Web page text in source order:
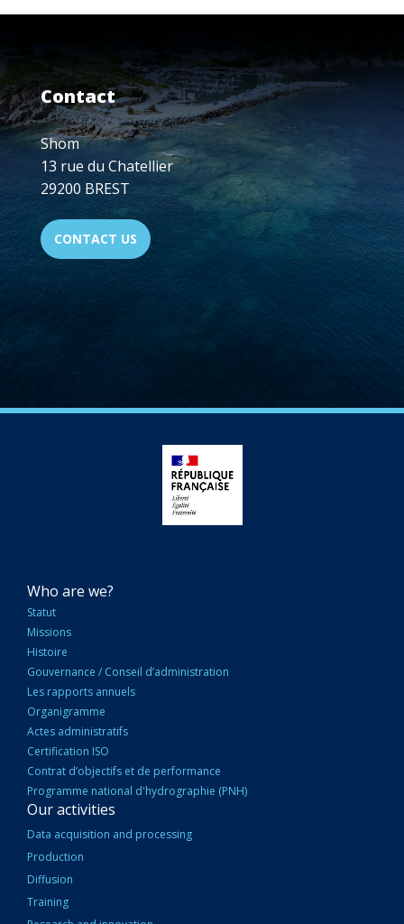
Contact
Shom
13 rue du Chatellier
29200 BREST
CONTACT US
NAVIGATION
PRINCIPALE
Who are we?
Statut
Missions
Histoire
Gouvernance / Conseil d’administration
Les rapports annuels
Organigramme
Actes administratifs
Certification ISO
Contrat d’objectifs et de performance
Programme national d'hydrographie (PNH)
Our activities
Data acquisition and processing
Production
Diffusion
Training